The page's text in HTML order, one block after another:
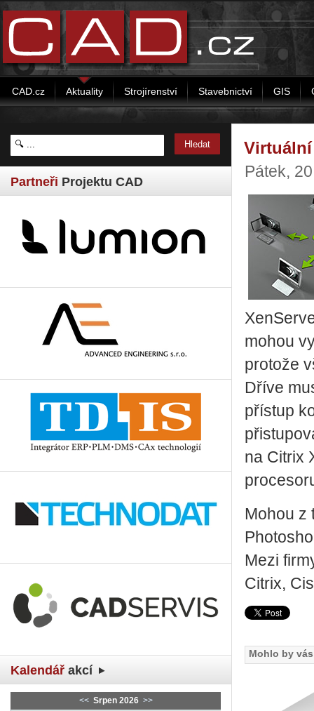
CAD.cz Aktuality Strojírenství Stavebnictví GIS
Partneři Projektu CAD
Kalendář akcí
<< Srpen 2026 >>
Pátek,
mohou
protože
Dříve
přístup
na Citrix
Mohou z
Mezi
Citrix,
Mohlo by